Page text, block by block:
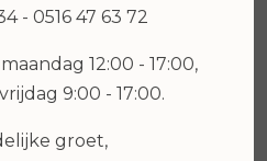
- 0516 47 63 72
12:00 - 17:00,
9:00 - 17:00.
groet,